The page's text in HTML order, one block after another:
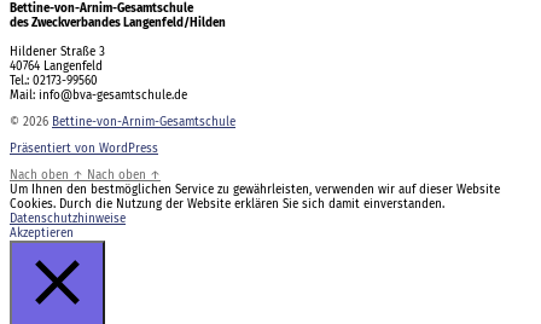
Bettine-von-Arnim-Gesamtschule
des Zweckverbandes Langenfeld/Hilden
Hildener Straße 3
40764 Langenfeld
Tel.: 02173-99560
Mail: info@bva-gesamtschule.de
© 2026 Bettine-von-Arnim-Gesamtschule
Präsentiert von WordPress
Nach oben ↑ Nach oben ↑
Um Ihnen den bestmöglichen Service zu gewährleisten, verwenden wir auf dieser Website
Cookies. Durch die Nutzung der Website erklären Sie sich damit einverstanden.
Datenschutzhinweise
Akzeptieren